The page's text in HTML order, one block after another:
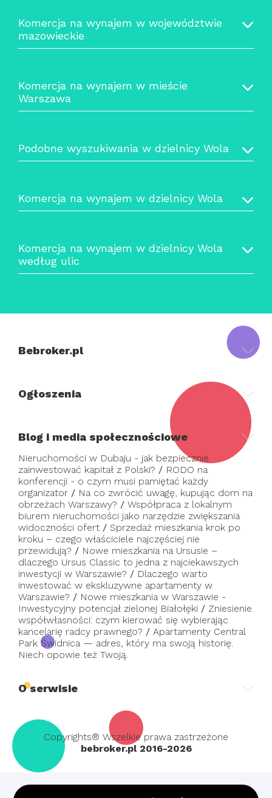
Komercja na wynajem w województwie
mazowieckie
Komercja na wynajem w mieście
Warszawa
Podobne wyszukiwania w dzielnicy Wola
Komercja na wynajem w dzielnicy Wola
Komercja na wynajem w dzielnicy Wola
według ulic
Bebroker.pl
Ogłoszenia
Blog i media społecznościowe
Nieruchomości w Dubaju - jak bezpiecznie
zainwestować kapitał z Polski? / RODO na
konferencji - o czym musi pamiętać każdy
organizator / Na co zwrócić uwagę, kupując dom na
obrzeżach Warszawy? / Współpraca z lokalnym
biurem nieruchomości jako narzędzie zwiększania
widoczności ofert / Sprzedaż mieszkania krok po
kroku – czego właściciele najczęściej nie
przewidują? / Nowe mieszkania na Ursusie –
dlaczego Ursus Classic to jedna z najciekawszych
inwestycji w Warszawie? / Dlaczego warto
inwestować w ekskluzywne apartamenty w
Warszawie? / Nowe mieszkania w Warszawie -
Inwestycyjny potencjał zielonej Białołęki / Zniesienie
współwłasności: czym kierować się wybierając
kancelarię radcy prawnego? / Apartamenty Central
Park Świdnica — adres, który ma swoją historię.
Niech opowie też Twoją.
O serwisie
Copyrights® Wszelkie prawa zastrzeżone
bebroker.pl 2016-2026